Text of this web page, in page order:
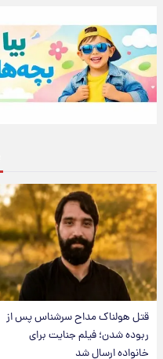
قتل هولناک مداح سرشناس پس از
ربوده شدن؛ فیلم جنایت برای
خانواده ارسال شد